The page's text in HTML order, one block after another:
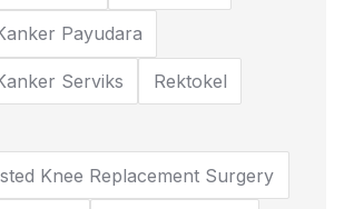
Payudara
Serviks Rektokel
Knee Replacement Surgery